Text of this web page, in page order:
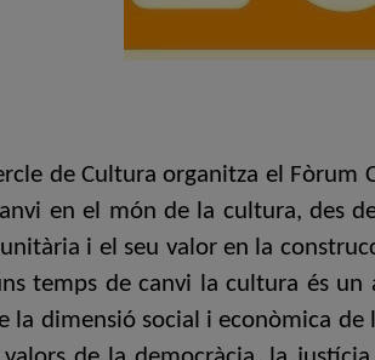
de Cultura organitza el
en el món de la cultura, des
i el seu valor en la
temps de canvi la cultura és
la dimensió social i econòmica